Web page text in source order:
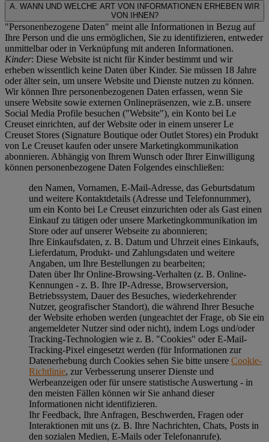
A. WANN UND WELCHE ART VON INFORMATIONEN ERHEBEN WIR
VON IHNEN?
"Personenbezogene Daten" meint alle Informationen in Bezug auf
Ihre Person und die uns ermöglichen, Sie zu identifizieren, entweder
unmittelbar oder in Verknüpfung mit anderen Informationen.
Kinder: Diese Website ist nicht für Kinder bestimmt und wir
erheben wissentlich keine Daten über Kinder. Sie müssen 18 Jahre
oder älter sein, um unsere Website und Dienste nutzen zu können.
Wir können Ihre personenbezogenen Daten erfassen, wenn Sie
unsere Website sowie externen Onlinepräsenzen, wie z.B. unsere
Social Media Profile besuchen ("Website"), ein Konto bei Le
Creuset einrichten, auf der Website oder in einem unserer Le
Creuset Stores (Signature Boutique oder Outlet Stores) ein Produkt
von Le Creuset kaufen oder unsere Marketingkommunikation
abonnieren. Abhängig von Ihrem Wunsch oder Ihrer Einwilligung
können personenbezogene Daten Folgendes einschließen:
den Namen, Vornamen, E-Mail-Adresse, das Geburtsdatum
und weitere Kontaktdetails (Adresse und Telefonnummer),
um ein Konto bei Le Creuset einzurichten oder als Gast einen
Einkauf zu tätigen oder unsere Marketingkommunikation im
Store oder auf unserer Webseite zu abonnieren;
Ihre Einkaufsdaten, z. B. Datum und Uhrzeit eines Einkaufs,
Lieferdatum, Produkt- und Zahlungsdaten und weitere
Angaben, um Ihre Bestellungen zu bearbeiten;
Daten über Ihr Online-Browsing-Verhalten (z. B. Online-
Kennungen - z. B. Ihre IP-Adresse, Browserversion,
Betriebssystem, Dauer des Besuches, wiederkehrender
Nutzer, geografischer Standort), die während Ihrer Besuche
der Website erhoben werden (ungeachtet der Frage, ob Sie ein
angemeldeter Nutzer sind oder nicht), indem Logs und/oder
Tracking-Technologien wie z. B. "Cookies" oder E-Mail-
Tracking-Pixel eingesetzt werden (für Informationen zur
Datenerhebung durch Cookies sehen Sie bitte unsere Cookie-
Richtlinie, zur Verbesserung unserer Dienste und
Werbeanzeigen oder für unsere statistische Auswertung - in
den meisten Fällen können wir Sie anhand dieser
Informationen nicht identifizieren.
Ihr Feedback, Ihre Anfragen, Beschwerden, Fragen oder
Interaktionen mit uns (z. B. Ihre Nachrichten, Chats, Posts in
den sozialen Medien, E-Mails oder Telefonanrufe).